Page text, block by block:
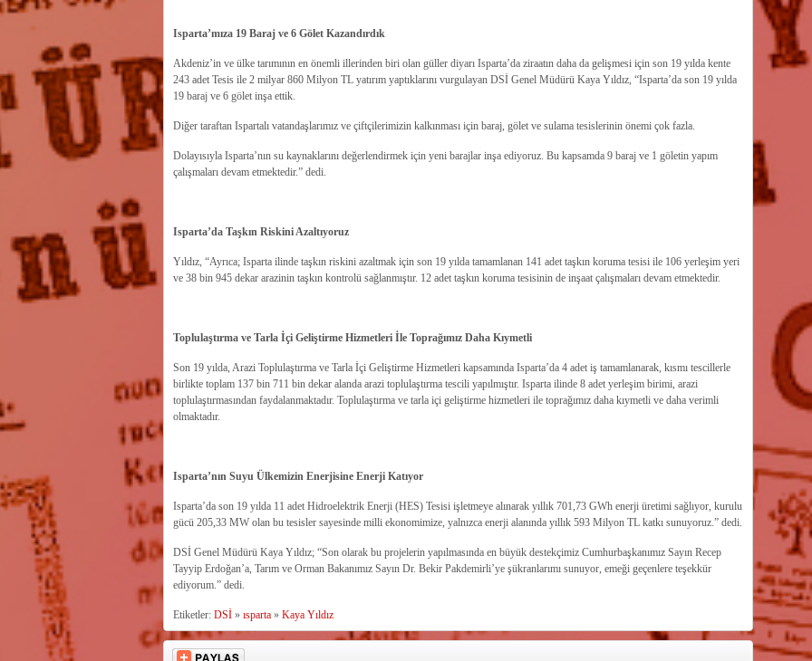
Isparta’mıza 19 Baraj ve 6 Gölet Kazandırdık
Akdeniz’in ve ülke tarımının en önemli illerinden biri olan güller diyarı Isparta’da ziraatın daha da gelişmesi için son 19 yılda kente
243 adet Tesis ile 2 milyar 860 Milyon TL yatırım yaptıklarını vurgulayan DSİ Genel Müdürü Kaya Yıldız, “Isparta’da son 19 yılda
19 baraj ve 6 gölet inşa ettik.
Diğer taraftan Ispartalı vatandaşlarımız ve çiftçilerimizin kalkınması için baraj, gölet ve sulama tesislerinin önemi çok fazla.
Dolayısıyla Isparta’nın su kaynaklarını değerlendirmek için yeni barajlar inşa ediyoruz. Bu kapsamda 9 baraj ve 1 göletin yapım
çalışmaları devam etmektedir.” dedi.
Isparta’da Taşkın Riskini Azaltıyoruz
Yıldız, “Ayrıca; Isparta ilinde taşkın riskini azaltmak için son 19 yılda tamamlanan 141 adet taşkın koruma tesisi ile 106 yerleşim yeri
ve 38 bin 945 dekar arazinin taşkın kontrolü sağlanmıştır. 12 adet taşkın koruma tesisinin de inşaat çalışmaları devam etmektedir.
Toplulaştırma ve Tarla İçi Geliştirme Hizmetleri İle Toprağımız Daha Kıymetli
Son 19 yılda, Arazi Toplulaştırma ve Tarla İçi Geliştirme Hizmetleri kapsamında Isparta’da 4 adet iş tamamlanarak, kısmı tescillerle
birlikte toplam 137 bin 711 bin dekar alanda arazi toplulaştırma tescili yapılmıştır. Isparta ilinde 8 adet yerleşim birimi, arazi
toplulaştırmasından faydalanmaktadır. Toplulaştırma ve tarla içi geliştirme hizmetleri ile toprağımız daha kıymetli ve daha verimli
olmaktadır.
Isparta’nın Suyu Ülkemizin Enerjisine Enerji Katıyor
Isparta’da son 19 yılda 11 adet Hidroelektrik Enerji (HES) Tesisi işletmeye alınarak yıllık 701,73 GWh enerji üretimi sağlıyor, kurulu
gücü 205,33 MW olan bu tesisler sayesinde milli ekonomimize, yalnızca enerji alanında yıllık 593 Milyon TL katkı sunuyoruz.” dedi.
DSİ Genel Müdürü Kaya Yıldız; “Son olarak bu projelerin yapılmasında en büyük destekçimiz Cumhurbaşkanımız Sayın Recep
Tayyip Erdoğan’a, Tarım ve Orman Bakanımız Sayın Dr. Bekir Pakdemirli’ye şükranlarımı sunuyor, emeği geçenlere teşekkür
ediyorum.” dedi.
Etiketler: DSİ» ısparta» Kaya Yıldız